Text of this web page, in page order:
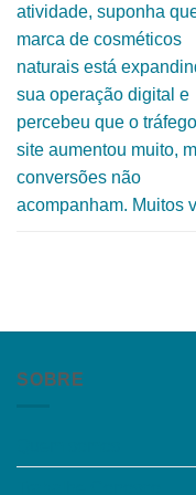
atividade, suponha
marca de cosméticos
naturais está
sua operação digital e
percebeu que o
site aumentou muito,
conversões não
acompanham. Muitos
SOBRE